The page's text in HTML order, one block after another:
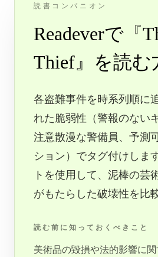
読書コンパニオン
Readeverで『
Thief』を読む
各盗難事件を時系列順に
れた脆弱性（警報のない
注意散漫な警備員、予測
ション）でタグ付けしま
トを使用して、泥棒の芸
がもたらした破壊性を比
読む前に知っておくべきこと
美術品の毀損や法的影響に関